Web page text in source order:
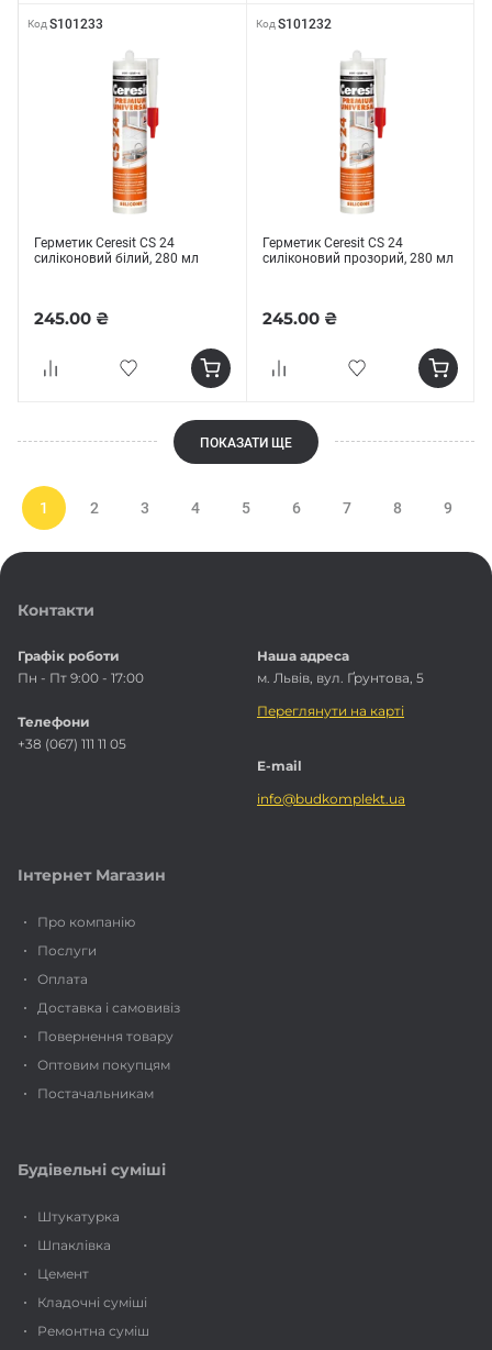
КодS101233
Герметик Ceresit CS 24
силіконовий білий, 280 мл
245.00 ₴
Код S101232
Герметик Ceresit CS 24
силіконовий прозорий, 280 мл
245.00 ₴
ПОКАЗАТИ ЩЕ
1 2 3 4 5 6 7 8 9
Контакти
Графік роботи
Пн - Пт 9:00 - 17:00
Телефони
+38 (067) 111 11 05
Наша адреса
м. Львів, вул. Ґрунтова, 5
Переглянути на карті
E-mail
info@budkomplekt.ua
Інтернет Магазин
Про компанію
Послуги
Оплата
Доставка і самовивіз
Повернення товару
Оптовим покупцям
Постачальникам
Будівельні суміші
Штукатурка
Шпаклівка
Цемент
Кладочні суміші
Ремонтна суміш